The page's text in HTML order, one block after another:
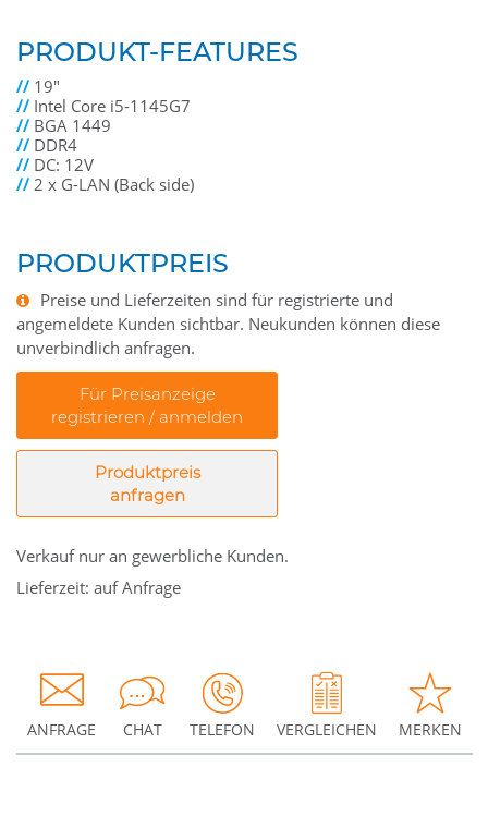
PRODUKT-FEATURES
// 19"
// Intel Core i5-1145G7
// BGA 1449
// DDR4
// DC: 12V
//2 x G-LAN (Back side)
PRODUKTPREIS
Preise und Lieferzeiten sind für registrierte und
angemeldete Kunden sichtbar. Neukunden können diese
unverbindlich anfragen.
Für Preisanzeige
registrieren / anmelden
Produktpreis
anfragen
Verkauf nur an gewerbliche Kunden.
Lieferzeit: auf Anfrage
ANFRAGE CHAT TELEFON VERGLEICHEN MERKEN